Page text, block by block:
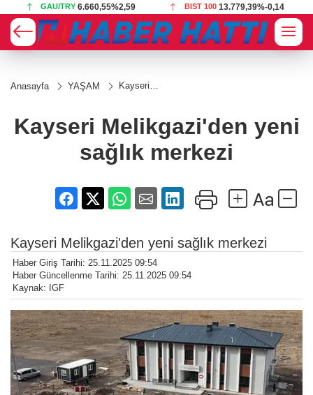
GAU/TRY 6.660,55%2,59 BIST 100 13.779,39%-0,14
Anasayfa YAŞAM
Kayseri
merkezi
Kayseri Melikgazi'den yeni
sağlık merkezi
Kayseri Melikgazi'den yeni sağlık merkezi
Haber Giriş Tarihi: 25.11.2025 09:54
Haber Güncellenme Tarihi: 25.11.2025 09:54
Kaynak: IGF